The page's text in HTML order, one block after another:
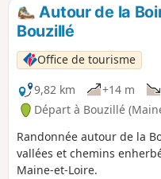
Autour de la
Bouzillé
Office de tourisme
9,82 km
+14 m
Départ à Bouzillé
Randonnée autour de la
vallées et chemins
Maine-et-Loire.